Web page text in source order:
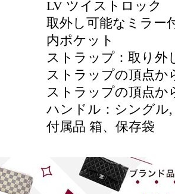
LV ツイストロック
取外し可能なミラー
内ポケット
ストラップ：取り外
ストラップの頂点か
ストラップの頂点か
ハンドル：シングル
付属品 箱、保存袋